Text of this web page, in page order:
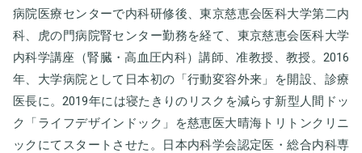
病院医療センターで内科研修後、東京慈恵会医科大学第二内
科、虎の門病院腎センター勤務を経て、東京慈恵会医科大学
内科学講座（腎臓・高血圧内科）講師、准教授、教授。2016
年、大学病院として日本初の「行動変容外来」を開設、診療
医長に。2019年には寝たきりのリスクを減らす新型人間ドッ
ク「ライフデザインドック」を慈恵医大晴海トリトンクリニ
ックにてスタートさせた。日本内科学会認定医・総合内科専